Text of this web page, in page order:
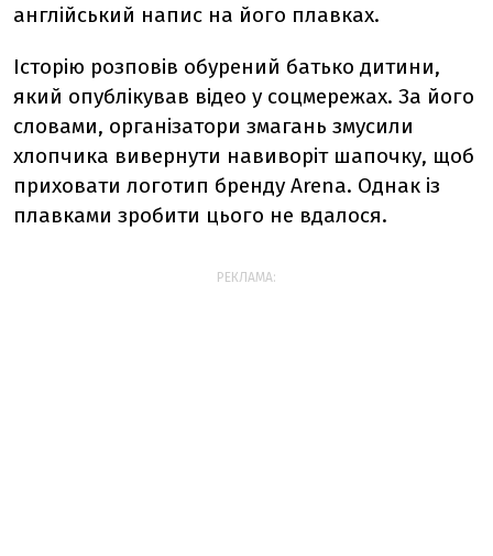
англійський напис на його плавках.
Історію розповів обурений батько дитини,
який опублікував відео у соцмережах. За його
словами, організатори змагань змусили
хлопчика вивернути навиворіт шапочку, щоб
приховати логотип бренду Arena. Однак із
плавками зробити цього не вдалося.
РЕКЛАМА: